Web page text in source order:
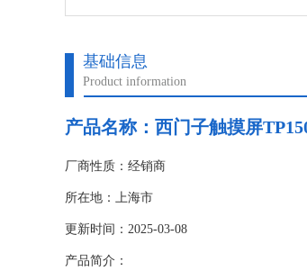
基础信息
Product information
产品名称： 西门子触摸屏
厂商性质：经销商
所在地：上海市
更新时间：2025-03-08
产品简介：